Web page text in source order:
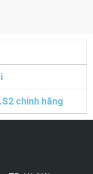
chính hãng